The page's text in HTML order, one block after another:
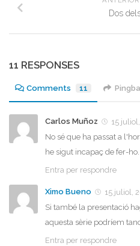
Dos
11 RESPONSES
Comments 11
Carlos Muñoz
15
No sé que ha passat a
he sigut incapaç de fer-
Entra per respondre
Ximo Bueno
15 juliol,
Si també la presentació
aquesta sèrie podríem
Entra per respondre